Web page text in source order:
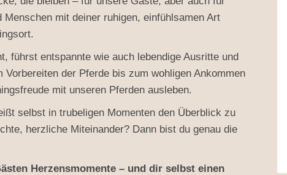
mit deiner ruhigen, einfühlsamen Art
führst entspannte wie auch lebendige Ausritte und
der Pferde bis zum wohligen Ankommen
mit unseren Pferden ausleben.
selbst in trubeligen Momenten den Überblick zu
herzliche Miteinander? Dann bist du genau die
Herzensmomente – und dir selbst einen